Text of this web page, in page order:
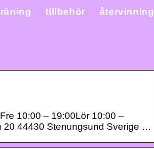
tillbehör återvinning
10:00 – 19:00Lör 10:00 –
44430 Stenungsund Sverige …